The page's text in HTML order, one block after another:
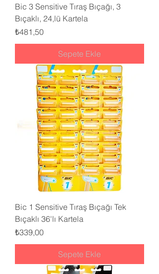
Bic 3 Sensitive Tıraş Bıçağı, 3
Bıçaklı, 24,lü Kartela
Fiyat
₺481,50
Sepete Ekle
Bic 1 Sensitive Tıraş Bıçağı Tek
Bıçaklı 36'lı Kartela
Fiyat
₺339,00
Sepete Ekle